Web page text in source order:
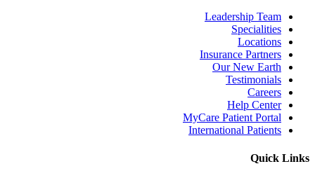
Leadership Team
Specialities
Locations
Insurance Partners
Our New Earth
Testimonials
Careers
Help Center
MyCare Patient Portal
International Patients
Quick Links